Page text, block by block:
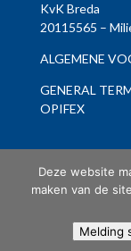
KvK Breda
20115565 –
ALGEMENE
GENERAL
OPIFEX
Milieu-
Deze website
maken van de
Melding